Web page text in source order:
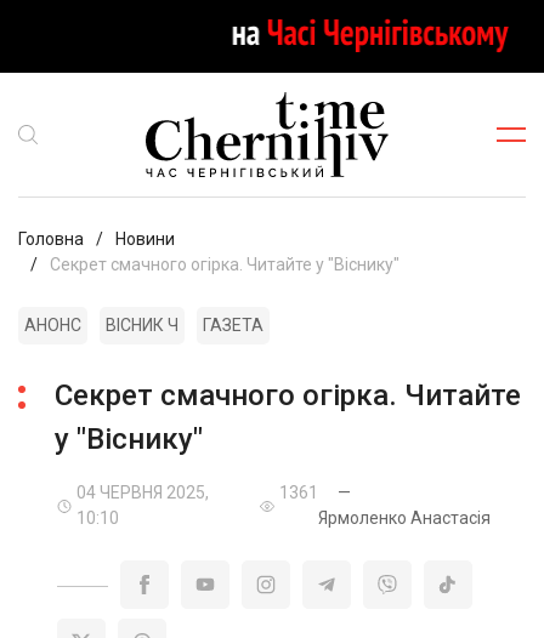
Головна
Новини
Секрет смачного огірка. Читайте у "Віснику"
АНОНС ВІСНИК Ч ГАЗЕТА
Секрет смачного огірка. Читайте
у "Віснику"
04 ЧЕРВНЯ 2025,
10:10
1361
—
Ярмоленко Анастасія